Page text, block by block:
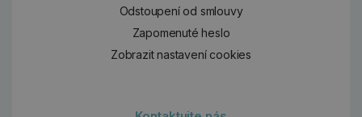
Odstoupení od smlouvy
Zapomenuté heslo
Zobrazit nastavení cookies